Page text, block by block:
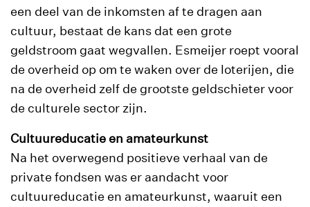
een deel van de inkomsten af te dragen aan
cultuur, bestaat de kans dat een grote
geldstroom gaat wegvallen. Esmeijer roept vooral
de overheid op om te waken over de loterijen, die
na de overheid zelf de grootste geldschieter voor
de culturele sector zijn.
Cultuureducatie en amateurkunst
Na het overwegend positieve verhaal van de
private fondsen was er aandacht voor
cultuureducatie en amateurkunst, waaruit een